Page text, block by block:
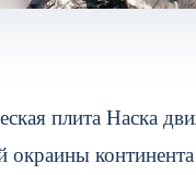
плита Наска